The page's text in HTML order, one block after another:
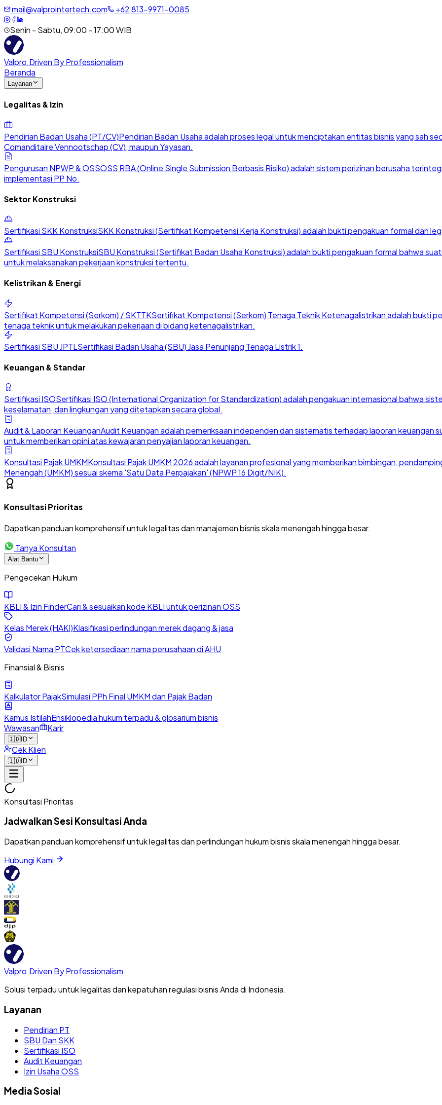
mail@valprointertech.com +62813-9971-0085
Senin - Sabtu, 09:00 - 17:00 WIB
Valpro.Driven By Professionalism
Beranda
Layanan
Legalitas & Izin
Pendirian Badan Usaha (PT/CV)Pendirian Badan Usaha adalah proses legal untuk menciptakan entitas bisnis yang sah
Comanditaire Vennootschap (CV), maupun Yayasan.
Pengurusan NPWP & OSSOSS RBA (Online Single Submission Berbasis Risiko) adalah sistem perizinan berusaha
implementasi PP No.
Sektor Konstruksi
Sertifikasi SKK KonstruksiSKK Konstruksi (Sertifikat Kompetensi Kerja Konstruksi) adalah bukti pengakuan formal dan
Sertifikasi SBU KonstruksiSBU Konstruksi (Sertifikat Badan Usaha Konstruksi) adalah bukti pengakuan formal bahwa
untuk melaksanakan pekerjaan konstruksi tertentu.
Kelistrikan & Energi
Sertifikat Kompetensi (Serkom) / SKTTKSertifikat Kompetensi (Serkom) Tenaga Teknik Ketenagalistrikan adalah bukti
tenaga teknik untuk melakukan pekerjaan di bidang ketenagalistrikan.
Sertifikasi SBU JPTLSertifikasi Badan Usaha (SBU) Jasa Penunjang Tenaga Listrik 1.
Keuangan & Standar
Sertifikasi ISOSertifikasi ISO (International Organization for Standardization) adalah pengakuan internasional bahwa
keselamatan, dan lingkungan yang ditetapkan secara global.
Audit & Laporan KeuanganAudit Keuangan adalah pemeriksaan independen dan sistematis terhadap laporan keuangan
untuk memberikan opini atas kewajaran penyajian laporan keuangan.
Konsultasi Pajak UMKMKonsultasi Pajak UMKM 2026 adalah layanan profesional yang memberikan bimbingan,
Menengah (UMKM) sesuai skema 'Satu Data Perpajakan' (NPWP 16 Digit/NIK).
Konsultasi Prioritas
Dapatkan panduan komprehensif untuk legalitas dan manajemen bisnis skala menengah hingga besar.
Tanya Konsultan
Alat Bantu
Pengecekan Hukum
KBLI & Izin FinderCari & sesuaikan kode KBLI untuk perizinan OSS
Kelas Merek (HAKI)Klasifikasi perlindungan merek dagang & jasa
Validasi Nama PTCek ketersediaan nama perusahaan di AHU
Finansial & Bisnis
Kalkulator PajakSimulasi PPh Final UMKM dan Pajak Badan
Kamus IstilahEnsiklopedia hukum terpadu & glosarium bisnis
Wawasan
Karir
🇮🇩ID
Cek Klien
🇮🇩ID
Konsultasi Prioritas
Jadwalkan Sesi Konsultasi Anda
Dapatkan panduan komprehensif untuk legalitas dan perlindungan hukum bisnis skala menengah hingga besar.
Hubungi Kami
Valpro.Driven By Professionalism
Solusi terpadu untuk legalitas dan kepatuhan regulasi bisnis Anda di Indonesia.
Layanan
Pendirian PT
SBU Dan SKK
Sertifikasi ISO
Audit Keuangan
Izin Usaha OSS
Media Sosial